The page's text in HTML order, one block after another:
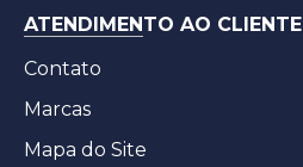
ATENDIMENTO AO CLIENTE
Contato
Marcas
Mapa do Site